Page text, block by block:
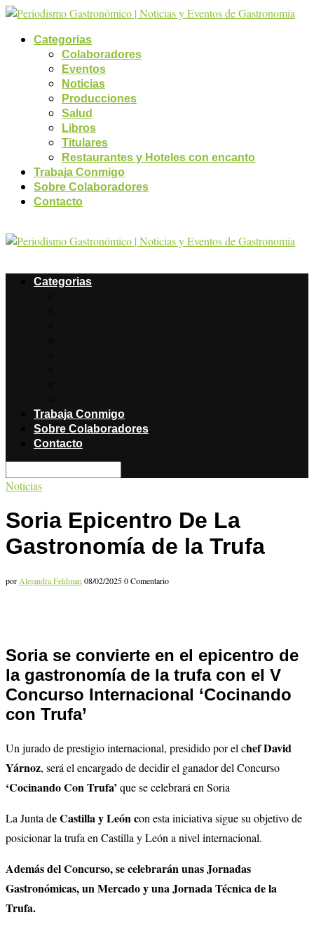
Categorias
Colaboradores
Eventos
Noticias
Producciones
Salud
Libros
Titulares
Restaurantes y Hoteles con encanto
Trabaja Conmigo
Sobre Colaboradores
Contacto
Categorias
Trabaja Conmigo
Sobre Colaboradores
Contacto
Noticias
Soria Epicentro De La
Gastronomía de la Trufa
por Alejandra Feldman 08/02/20250 Comentario
Soria se convierte en el epicentro de
la gastronomía de la trufa con el V
Concurso Internacional ‘Cocinando
con Trufa’
Un jurado de prestigio internacional, presidido por el chef David
Yárnoz, será el encargado de decidir el ganador del Concurso
‘Cocinando Con Trufa’ que se celebrará en Soria
La Junta de Castilla y León con esta iniciativa sigue su objetivo de
posicionar la trufa en Castilla y León a nivel internacional.
Además del Concurso, se celebrarán unas Jornadas
Gastronómicas, un Mercado y una Jornada Técnica de la
Trufa.